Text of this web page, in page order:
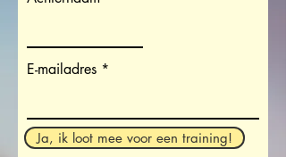
E-mailadres
Ja, ik loot mee voor een training!